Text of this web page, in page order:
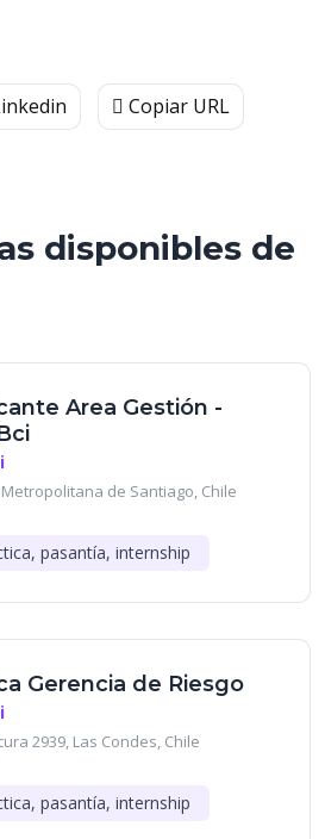
Copiar URL
disponibles de
Area Gestión -
de Santiago, Chile
pasantía, internship
Gerencia de Riesgo
2939, Las Condes, Chile
pasantía, internship